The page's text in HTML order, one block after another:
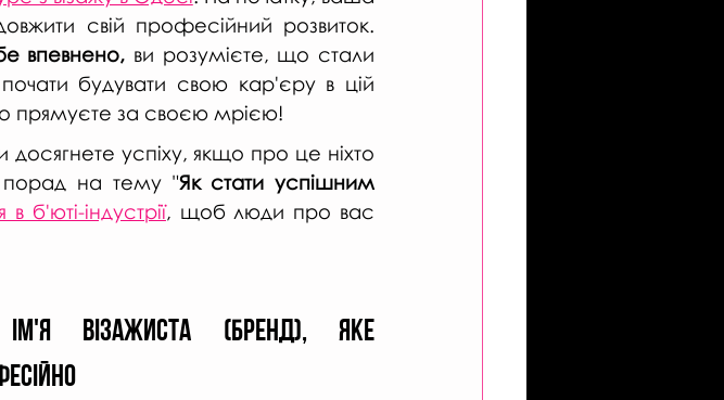
свій професійний розвиток.
впевнено, ви розумієте, що стали
будувати свою кар'єру в цій
прямуєте за своєю мрією!
досягнете успіху, якщо про це ніхто
порад на тему "Як стати успішним
б'юті-індустрії, щоб люди про вас
візажиста (бренд), яке